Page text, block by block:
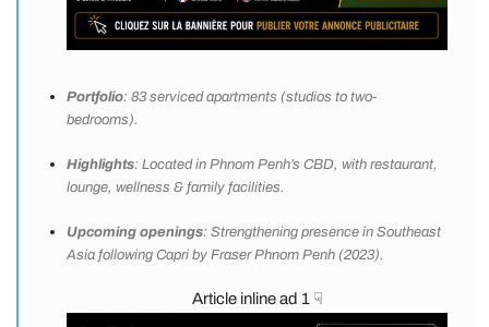
Portfolio: 83 serviced apartments (studios to two-
bedrooms).
Highlights: Located in Phnom Penh’s CBD, with restaurant,
lounge, wellness & family facilities.
Upcoming openings: Strengthening presence in Southeast
Asia following Capri by Fraser Phnom Penh (2023).
Article inline ad 1 ☟